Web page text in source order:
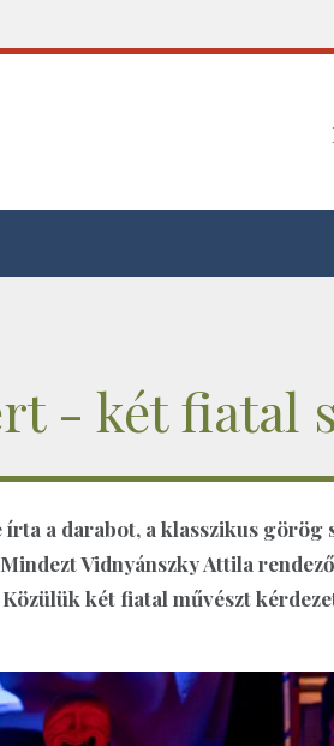
- két fiatal
írta a darabot, a klasszikus
Vidnyánszky Attila
két fiatal művészt